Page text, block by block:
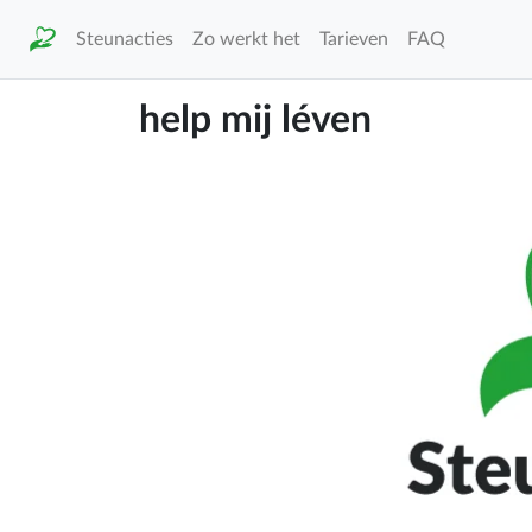
Steunacties Zo werkt het Tarieven FAQ
help mij léven